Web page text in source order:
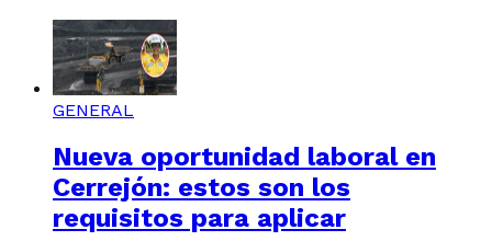
GENERAL
Nueva oportunidad laboral en
Cerrejón: estos son los
requisitos para aplicar